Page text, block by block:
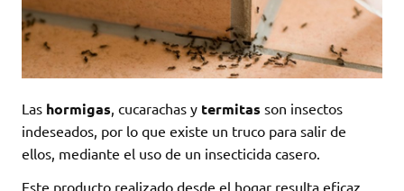
Las hormigas , cucarachas y termitas son insectos
indeseados, por lo que existe un truco para salir de
ellos, mediante el uso de un insecticida casero.
Este producto realizado desde el hogar resulta eficaz